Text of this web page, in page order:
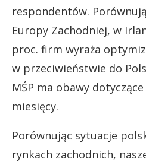
respondentów.
Europy Zachodniej, w
proc. firm wyraża
w przeciwieństwie do
MŚP ma obawy
miesięcy.
Porównując sytuacje
rynkach zachodnich,